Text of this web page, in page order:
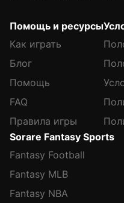
Помощь и ресурсы
Как играть
Блог
Помощь
FAQ
Правила игры
Sorare Fantasy Sports
Fantasy Football
Fantasy MLB
Fantasy NBA